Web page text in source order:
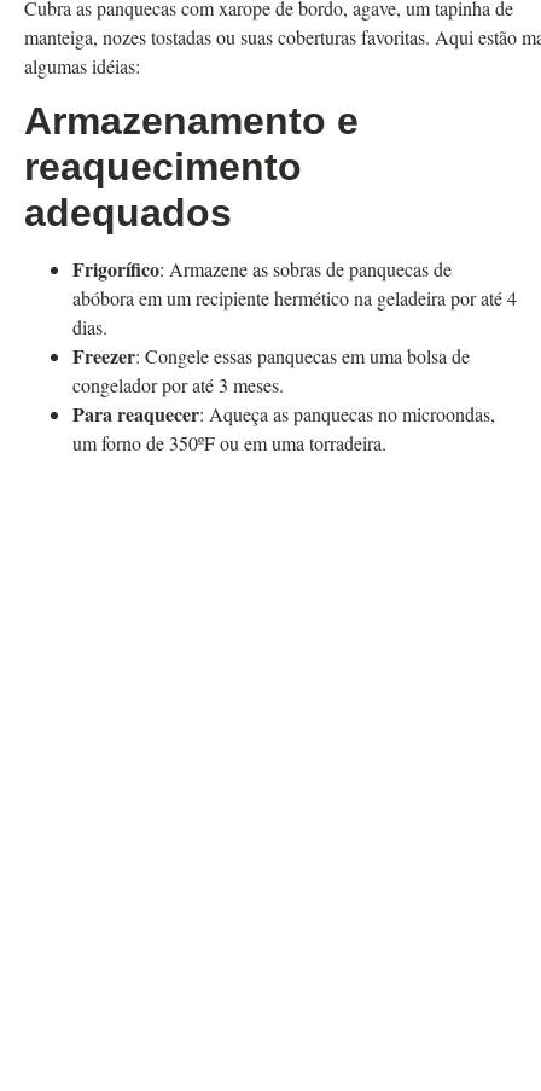
Cubra as panquecas com xarope de bordo, agave, um tapinha de
manteiga, nozes tostadas ou suas coberturas favoritas. Aqui estão
algumas idéias:
Armazenamento e
reaquecimento
adequados
Frigorífico: Armazene as sobras de panquecas de
abóbora em um recipiente hermético na geladeira por até 4
dias.
Freezer: Congele essas panquecas em uma bolsa de
congelador por até 3 meses.
Para reaquecer: Aqueça as panquecas no microondas,
um forno de 350ºF ou em uma torradeira.